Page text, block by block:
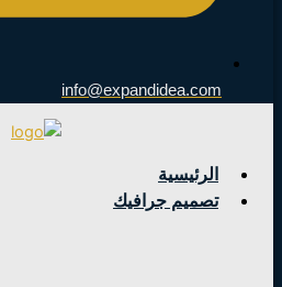
info@expandidea.com
الرئيسية
تصميم جرافيك